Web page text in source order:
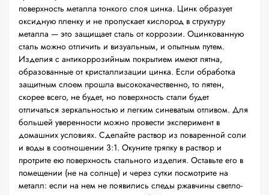
поверхность металла тонкого слоя цинка. Цинк образует
оксидную пленку и не пропускает кислород в структуру
металла — это защищает сталь от коррозии. Оцинкованную
сталь можно отличить и визуальным, и опытным путем.
Изделия с антикоррозийным покрытием имеют пятна,
образованные от кристаллизации цинка. Если обработка
защитным слоем прошла высококачественно, то пятен,
скорее всего, не будет, но поверхность стали будет
отличаться зеркальностью и легким синеватым отливом. Для
большей уверенности можно провести эксперимент в
домашних условиях. Сделайте раствор из поваренной соли
и воды в соотношении 3:1. Окуните тряпку в раствор и
протрите ею поверхность стального изделия. Оставьте его в
помещении (не на солнце) и через сутки посмотрите на
металл: если на нем не появились следы ржавчины светло-